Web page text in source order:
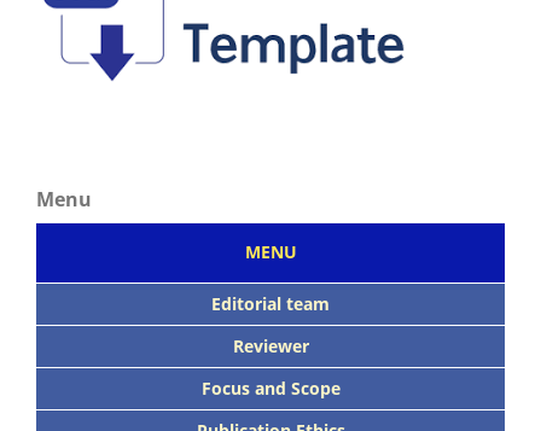
Menu
MENU
Editorial team
Reviewer
Focus and Scope